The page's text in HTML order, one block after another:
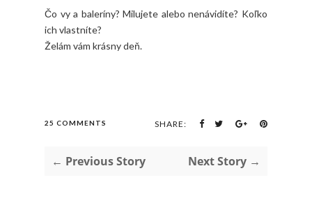
Čo vy a baleríny? Milujete alebo nenávidíte? Koľko
ich vlastníte?
Želám vám krásny deň.
25 COMMENTS SHARE:
← Previous Story Next Story →